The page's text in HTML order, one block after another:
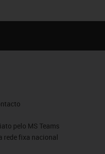
pelo MS Teams
rede fixa nacional